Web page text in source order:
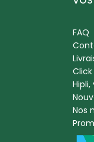
FAQ
Nos